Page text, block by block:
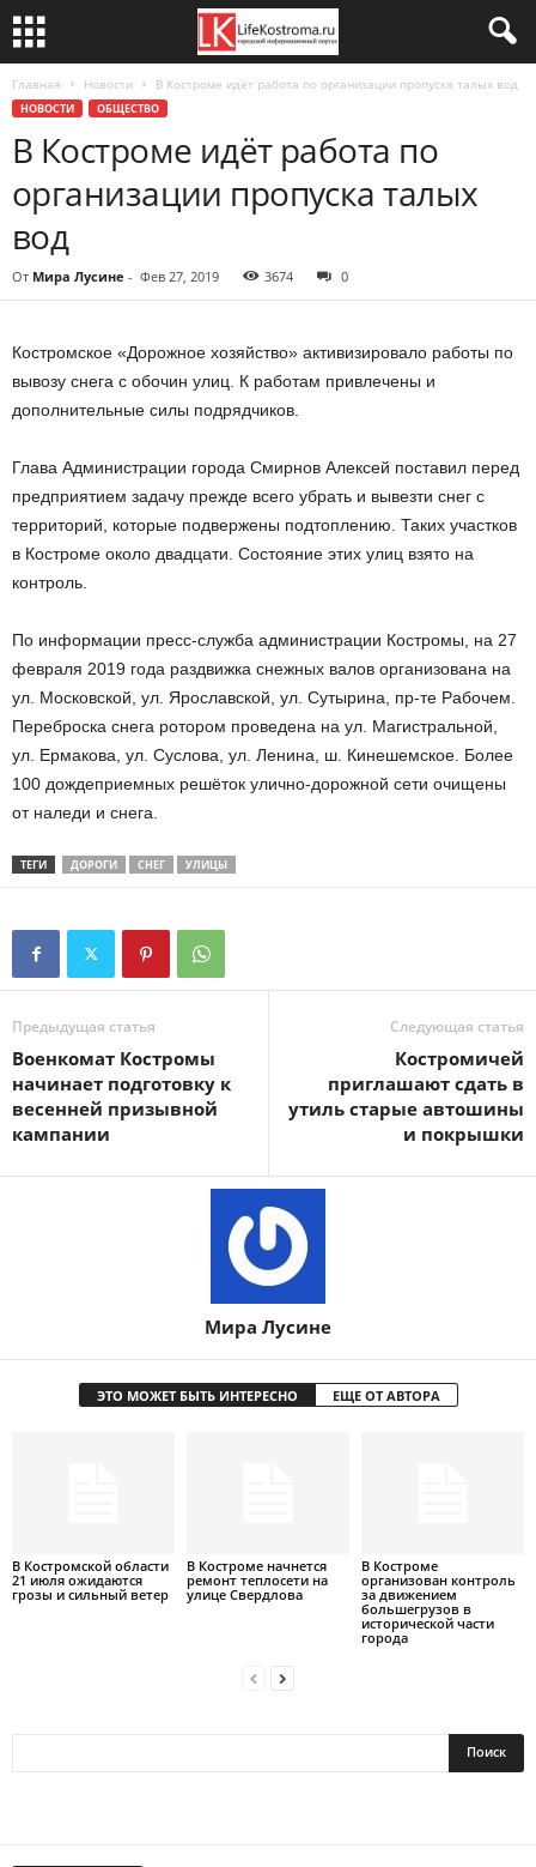
Главная Новости В Костроме идёт работа по организации пропуска талых вод
НОВОСТИ ОБЩЕСТВО
В Костроме идёт работа по
организации пропуска талых
вод
От Мира Лусине - Фев 27, 2019 3674 0
Костромское «Дорожное хозяйство» активизировало работы по
вывозу снега с обочин улиц. К работам привлечены и
дополнительные силы подрядчиков.
Глава Администрации города Смирнов Алексей поставил перед
предприятием задачу прежде всего убрать и вывезти снег с
территорий, которые подвержены подтоплению. Таких участков
в Костроме около двадцати. Состояние этих улиц взято на
контроль.
По информации пресс-служба администрации Костромы, на 27
февраля 2019 года раздвижка снежных валов организована на
ул. Московской, ул. Ярославской, ул. Сутырина, пр-те Рабочем.
Переброска снега ротором проведена на ул. Магистральной,
ул. Ермакова, ул. Суслова, ул. Ленина, ш. Кинешемское. Более
100 дождеприемных решёток улично-дорожной сети очищены
от наледи и снега.
ТЕГИ ДОРОГИ СНЕГ УЛИЦЫ
Предыдущая статья
Военкомат Костромы
начинает подготовку к
весенней призывной
кампании
Следующая статья
Костромичей
приглашают сдать в
утиль старые автошины
и покрышки
Мира Лусине
ЭТО МОЖЕТ БЫТЬ ИНТЕРЕСНО ЕЩЕ ОТ АВТОРА
В Костромской области
21 июля ожидаются
грозы и сильный ветер
В Костроме начнется
ремонт теплосети на
улице Свердлова
В Костроме
организован контроль
за движением
большегрузов в
исторической части
города